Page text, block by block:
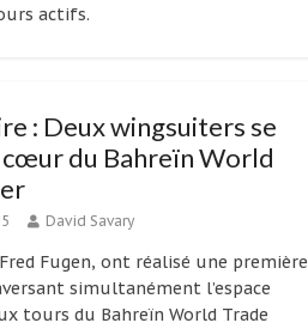
actifs.
: Deux wingsuiters se
du Bahreïn World
David Savary
Fugen, ont réalisé une première
simultanément l’espace
tours du Bahreïn World Trade